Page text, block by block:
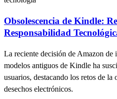
Obsolescencia de Kindle:
Responsabilidad
La reciente decisión de Amazon de
modelos antiguos de Kindle ha
usuarios, destacando los retos de
desechos electrónicos.